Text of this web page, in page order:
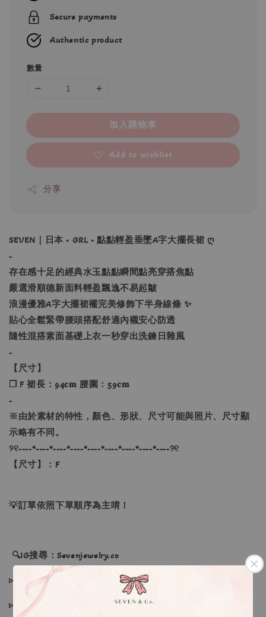
Secure payments
Authentic product
數量
加入購物車
Add to wishlist
分享
SEVEN｜日本 • GRL • 點點輕盈垂墜A字大擺長裙 ღ
-
存在感十足的經典水玉點點瞬間點亮穿搭焦點
嚴選滑順德新面料輕盈飄逸不易起皺
浪漫優雅A字大擺裙襬完美修飾下半身線條 ✨
貼心全鬆緊帶腰頭搭配舒適內襯安心防透
隨性混搭素面基礎上衣一秒穿出洗鍊日雜風
-
【尺寸】
❐ F 裙長：94𝐜𝐦 腰圍：59𝐜𝐦
-
※由於素材的特性，顏色、形狀、尺寸可能與照片、尺寸顯
示略有不同。
୨୧----*----*----*----*----*----*----*----*----୨୧
【尺寸】：F
💡訂單依照下單順序為主唷！
🔍IG搜尋：Sevenjewelry.co
▹現貨商品１～３日內寄出
▹預購商品７～２１日（不含假日）寄出，如遇缺貨請見諒！